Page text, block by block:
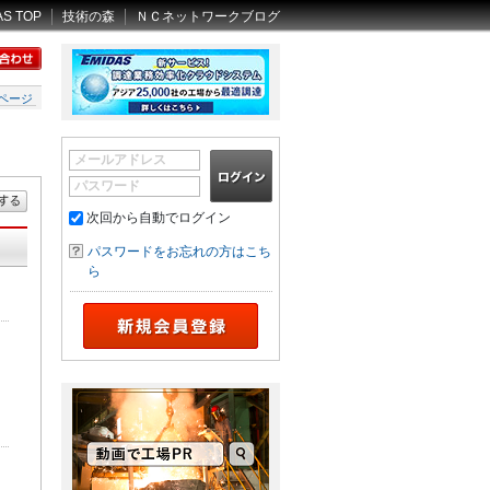
TOP 技術の森 ＮＣネットワークブログ
ージ
メールアドレス
パスワード
次回から自動でログイン
パスワードをお忘れの方はこち
ら